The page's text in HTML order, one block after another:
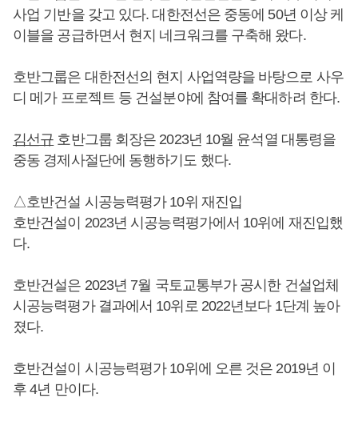
사업 기반을 갖고 있다. 대한전선은 중동에 50년 이상 케
이블을 공급하면서 현지 네크워크를 구축해 왔다.
호반그룹은 대한전선의 현지 사업역량을 바탕으로 사우
디 메가 프로젝트 등 건설분야에 참여를 확대하려 한다.
김선규 호반그룹 회장은 2023년 10월 윤석열 대통령을
중동 경제사절단에 동행하기도 했다.
△호반건설 시공능력평가 10위 재진입
호반건설이 2023년 시공능력평가에서 10위에 재진입했
다.
호반건설은 2023년 7월 국토교통부가 공시한 건설업체
시공능력평가 결과에서 10위로 2022년보다 1단계 높아
졌다.
호반건설이 시공능력평가 10위에 오른 것은 2019년 이
후 4년 만이다.